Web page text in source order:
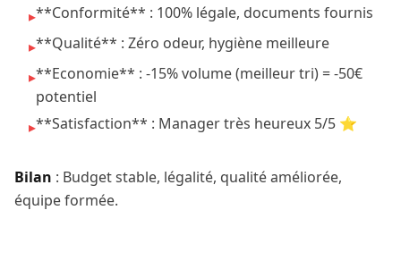
▸**Conformité** : 100% légale, documents fournis
▸**Qualité** : Zéro odeur, hygiène meilleure
▸**Economie** : -15% volume (meilleur tri) = -50€
potentiel
▸**Satisfaction** : Manager très heureux 5/5 ⭐
Bilan : Budget stable, légalité, qualité améliorée,
équipe formée.